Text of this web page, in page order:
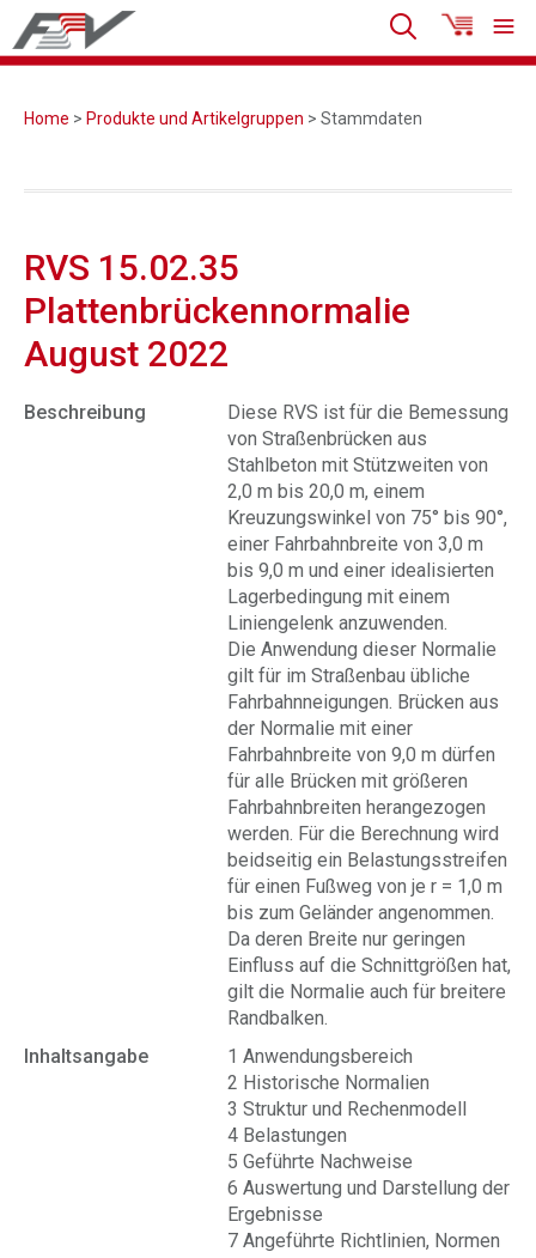
Home > Produkte und Artikelgruppen > Stammdaten
RVS 15.02.35
Plattenbrückennormalie
August 2022
Beschreibung
Diese RVS ist für die Bemessung
von Straßenbrücken aus
Stahlbeton mit Stützweiten von
2,0 m bis 20,0 m, einem
Kreuzungswinkel von 75° bis 90°,
einer Fahrbahnbreite von 3,0 m
bis 9,0 m und einer idealisierten
Lagerbedingung mit einem
Liniengelenk anzuwenden.
Die Anwendung dieser Normalie
gilt für im Straßenbau übliche
Fahrbahnneigungen. Brücken aus
der Normalie mit einer
Fahrbahnbreite von 9,0 m dürfen
für alle Brücken mit größeren
Fahrbahnbreiten herangezogen
werden. Für die Berechnung wird
beidseitig ein Belastungsstreifen
für einen Fußweg von je r = 1,0 m
bis zum Geländer angenommen.
Da deren Breite nur geringen
Einfluss auf die Schnittgrößen hat,
gilt die Normalie auch für breitere
Randbalken.
Inhaltsangabe
1 Anwendungsbereich
2 Historische Normalien
3 Struktur und Rechenmodell
4 Belastungen
5 Geführte Nachweise
6 Auswertung und Darstellung der
Ergebnisse
7 Angeführte Richtlinien, Normen